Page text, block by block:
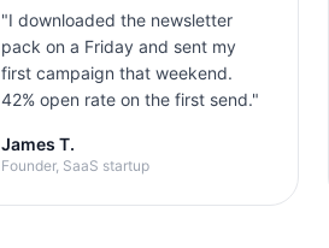
"I downloaded the newsletter
pack on a Friday and sent my
first campaign that weekend.
42% open rate on the first send."
James T.
Founder, SaaS startup